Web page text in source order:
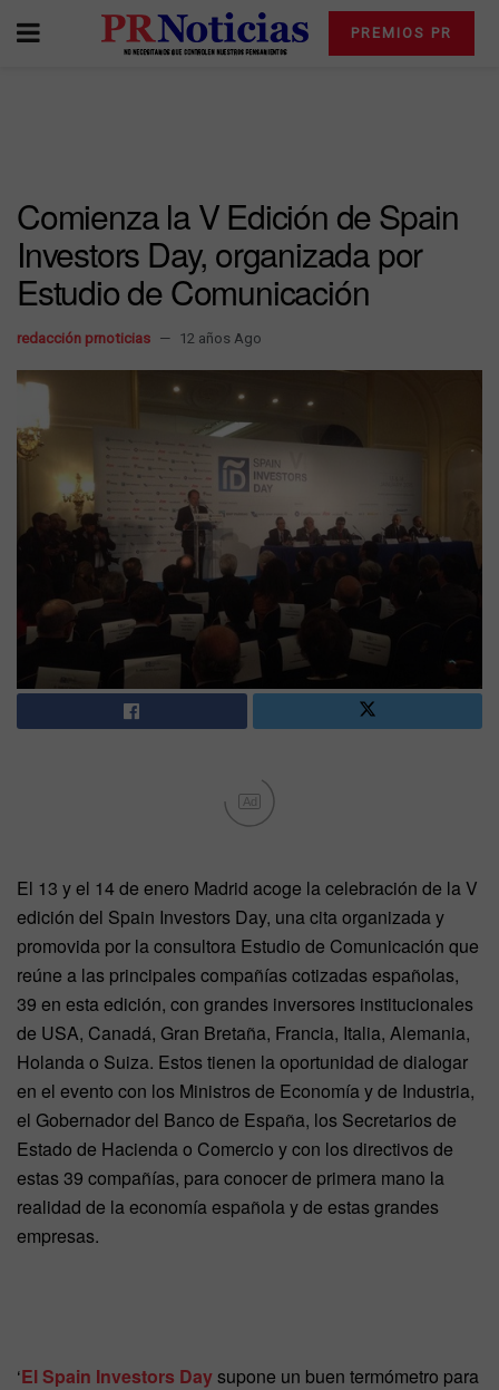
PREMIOS PR
Comienza la V Edición de Spain
Investors Day, organizada por
Estudio de Comunicación
redacción prnoticias 12 años Ago
Ad
El 13 y el 14 de enero Madrid acoge la celebración de la V
edición del Spain Investors Day, una cita organizada y
promovida por la consultora Estudio de Comunicación que
reúne a las principales compañías cotizadas españolas,
39 en esta edición, con grandes inversores institucionales
de USA, Canadá, Gran Bretaña, Francia, Italia, Alemania,
Holanda o Suiza. Estos tienen la oportunidad de dialogar
en el evento con los Ministros de Economía y de Industria,
el Gobernador del Banco de España, los Secretarios de
Estado de Hacienda o Comercio y con los directivos de
estas 39 compañías, para conocer de primera mano la
realidad de la economía española y de estas grandes
empresas.
‘El Spain Investors Daysupone un buen termómetro para